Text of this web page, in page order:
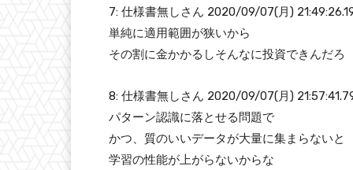
7: 仕様書無しさん 2020/09/07(月)
単純に適用範囲が狭いから
その割に金かかるしそんなに投資できんだろ
8: 仕様書無しさん 2020/09/07(月)
パターン認識に落とせる問題で
かつ、質のいいデータが大量に集まらないと
学習の性能が上がらないからな